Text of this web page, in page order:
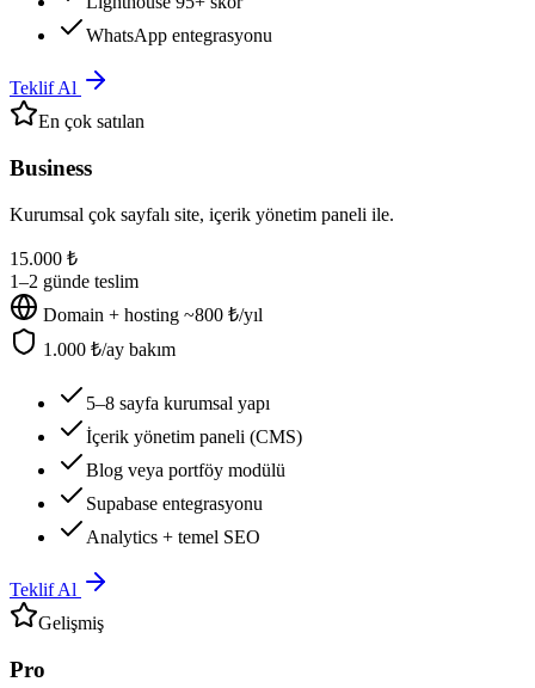
WhatsApp entegrasyonu
Teklif Al
En çok satılan
Business
Kurumsal çok sayfalı site, içerik yönetim paneli ile.
15.000 ₺
1–2 günde teslim
Domain + hosting ~800 ₺/yıl
1.000 ₺/ay bakım
5–8 sayfa kurumsal yapı
İçerik yönetim paneli (CMS)
Blog veya portföy modülü
Supabase entegrasyonu
Analytics + temel SEO
Teklif Al
Gelişmiş
Pro